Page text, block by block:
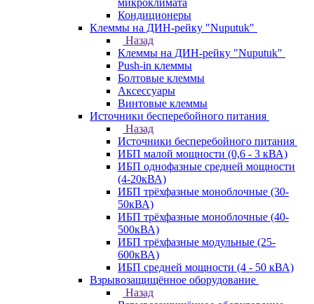
микроклимата
Кондиционеры
Клеммы на ДИН-рейку "Nuputuk"
Назад
Клеммы на ДИН-рейку "Nuputuk"
Push-in клеммы
Болтовые клеммы
Аксессуары
Винтовые клеммы
Источники бесперебойного питания
Назад
Источники бесперебойного питания
ИБП малой мощности (0,6 - 3 кВА)
ИБП однофазные средней мощности
(4-20кВА)
ИБП трёхфазные моноблочные (30-
50кВА)
ИБП трёхфазные моноблочные (40-
500кВА)
ИБП трёхфазные модульные (25-
600кВА)
ИБП средней мощности (4 - 50 кВА)
Взрывозащищённое оборудование
Назад